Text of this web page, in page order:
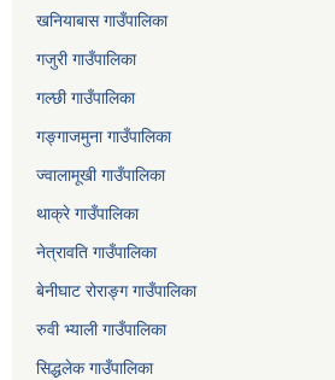
खनियाबास गाउँपालिका
गजुरी गाउँपालिका
गल्छी गाउँपालिका
गङ्गाजमुना गाउँपालिका
ज्वालामूखी गाउँपालिका
थाक्रे गाउँपालिका
नेत्रावति गाउँपालिका
बेनीघाट रोराङ्ग गाउँपालिका
रुवी भ्याली गाउँपालिका
सिद्धलेक गाउँपालिका